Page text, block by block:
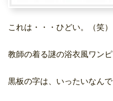
これは・・・ひどい。（笑）
教師の着る謎の浴衣風ワンピ
黒板の字は、いったいなんで